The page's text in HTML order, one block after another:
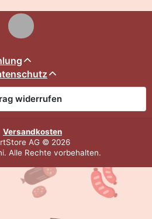
widerrufen
Versandkosten
AG © 2026
Alle Rechte vorbehalten.